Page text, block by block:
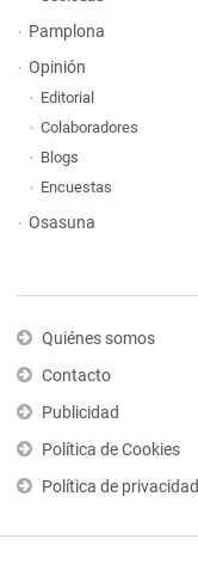
Pamplona
Opinión
Editorial
Colaboradores
Blogs
Encuestas
Osasuna
Quiénes somos
Contacto
Publicidad
Política de Cookies
Política de privacidad